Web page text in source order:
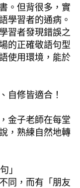
。但背很多，實
學習者的通病。
習者發現錯誤之
的正確敬語句型
使用環境，能於
修皆適合！
金子老師在每堂
，熟練自然地轉
」
同，而有「朋友